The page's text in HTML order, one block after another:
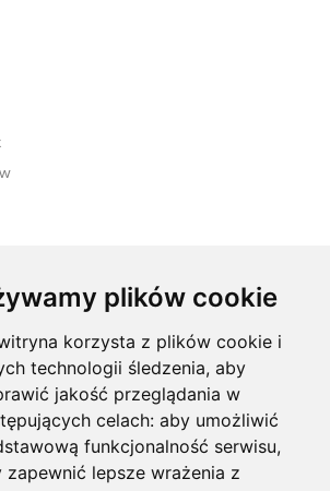
plików cookie
korzysta z plików cookie i
technologii śledzenia, aby
jakość przeglądania w
celach: aby umożliwić
funkcjonalność serwisu,
zapewnić lepsze wrażenia z